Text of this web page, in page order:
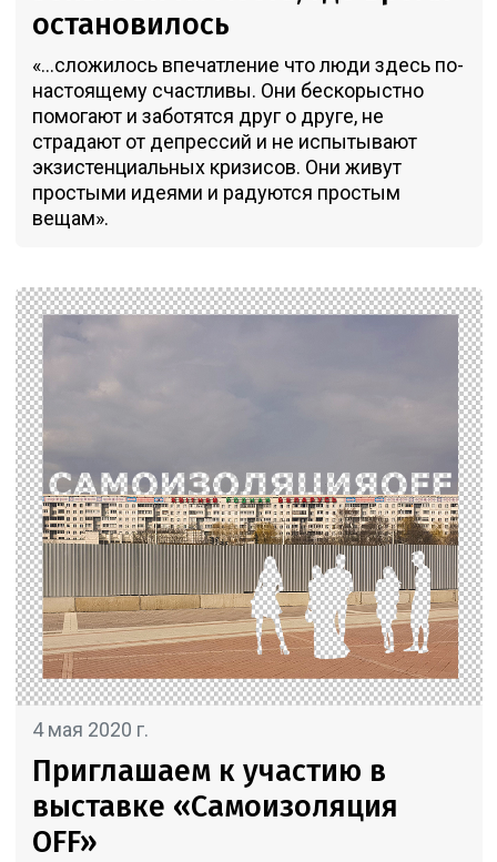
остановилось
«...сложилось впечатление что люди здесь по-
настоящему счастливы. Они бескорыстно
помогают и заботятся друг о друге, не
страдают от депрессий и не испытывают
экзистенциальных кризисов. Они живут
простыми идеями и радуются простым
вещам».
4 мая 2020 г.
Приглашаем к участию в
выставке «Самоизоляция
OFF»